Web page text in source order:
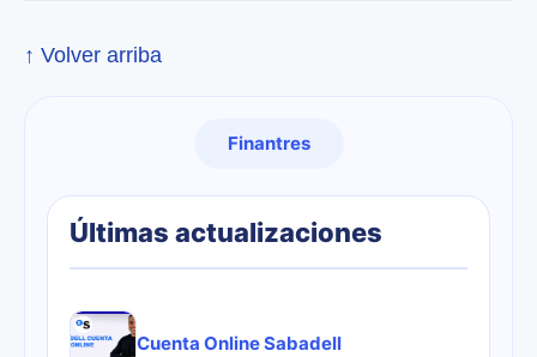
↑ Volver arriba
Finantres
Últimas actualizaciones
Cuenta Online Sabadell